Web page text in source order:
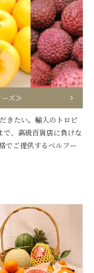
ーズ≫
きたい。輸入のトロピ
で、高級百貨店に負けな
ご提供するベルフー